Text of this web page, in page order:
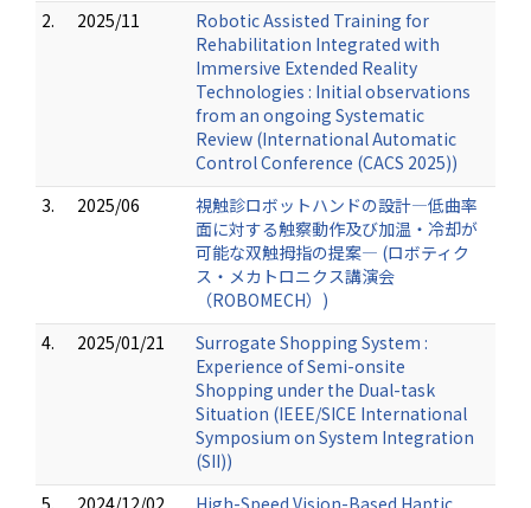
2.
2025/11
Robotic Assisted Training for
Rehabilitation Integrated with
Immersive Extended Reality
Technologies : Initial observations
from an ongoing Systematic
Review (International Automatic
Control Conference (CACS 2025))
3.
2025/06
視触診ロボットハンドの設計―低曲率
面に対する触察動作及び加温・冷却が
可能な双触拇指の提案― (ロボティク
ス・メカトロニクス講演会
（ROBOMECH）)
4.
2025/01/21
Surrogate Shopping System :
Experience of Semi-onsite
Shopping under the Dual-task
Situation (IEEE/SICE International
Symposium on System Integration
(SII))
5.
2024/12/02
High-Speed Vision-Based Haptic